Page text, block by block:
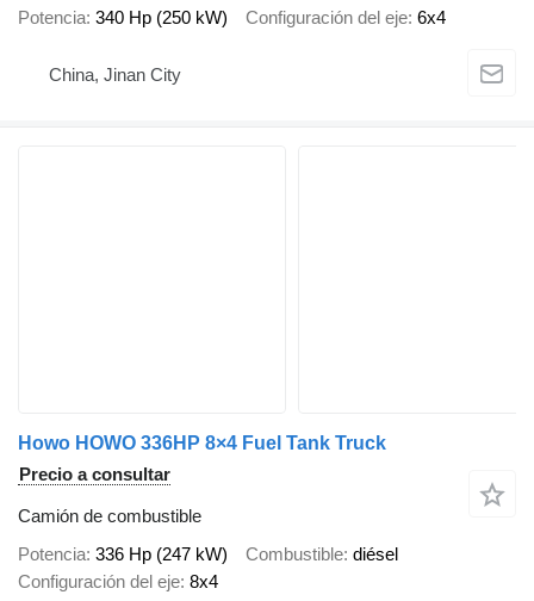
Potencia 340 Hp (250 kW) Configuración del eje 6x4
China, Jinan City
Howo HOWO 336HP 8×4 Fuel Tank Truck
Precio a consultar
Camión de combustible
Potencia 336 Hp (247 kW) Combustible diésel
Configuración del eje 8x4